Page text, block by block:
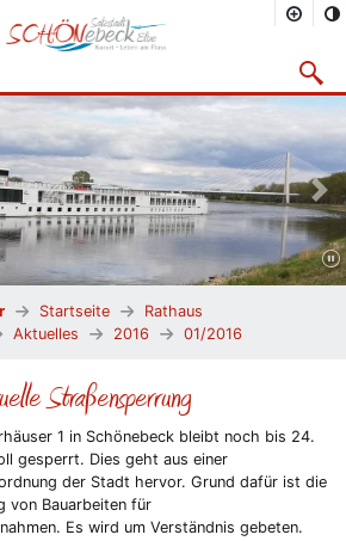
Startseite
Rathaus
Aktuelles 2016 01/2016
Straßensperrung
1 in Schönebeck bleibt noch bis 24.
gesperrt. Dies geht aus einer
der Stadt hervor. Grund dafür ist die
von Bauarbeiten für
Es wird um Verständnis gebeten.